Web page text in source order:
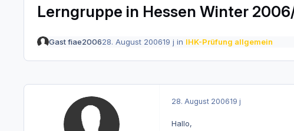
Lerngruppe in Hessen Winter
Gast fiae200628. August 200619 j in IHK-Prüfung allgemein
28. August 200619 j
Hallo,